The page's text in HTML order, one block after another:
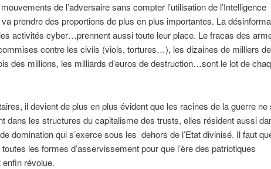
de l’adversaire sans compter l’utilisation de l’Intelligence
prendre des proportions de plus en plus importantes. La
activités cyber…prennent aussi toute leur place. Le fracas des
contre les civils (viols, tortures…), les dizaines de milliers de
des millions, les milliards d’euros de destruction…sont le lot de
il devient de plus en plus évident que les racines de la guerre ne
dans les structures du capitalisme des trusts, elles résident aussi
domination qui s’exerce sous les dehors de l’Etat divinisé. Il faut
les formes d’asservissement pour que l’ère des patriotiques
révolue.